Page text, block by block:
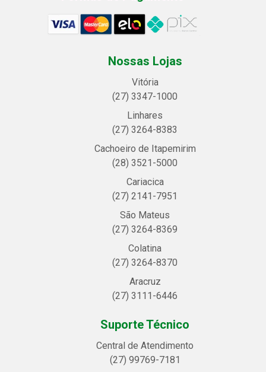
Nossas Lojas
Vitória
(27) 3347-1000
Linhares
(27) 3264-8383
Cachoeiro de Itapemirim
(28) 3521-5000
Cariacica
(27) 2141-7951
São Mateus
(27) 3264-8369
Colatina
(27) 3264-8370
Aracruz
(27) 3111-6446
Suporte Técnico
Central de Atendimento
(27) 99769-7181